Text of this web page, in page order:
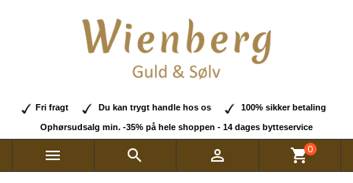
Fri fragt Du kan trygt handle hos os 100% sikker betaling
Ophørsudsalg min. -35% på hele shoppen - 14 dages bytteservice
   shopping_cart0